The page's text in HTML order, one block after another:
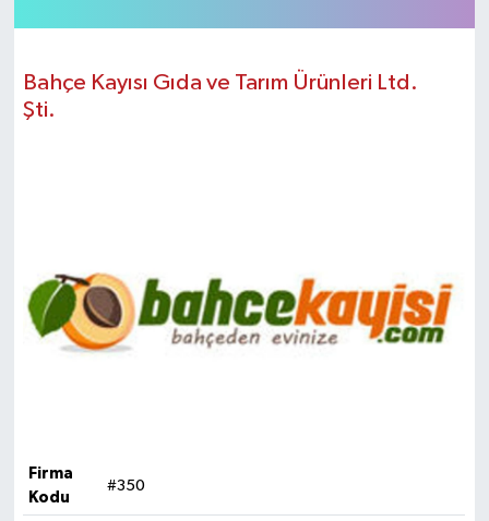
Bahçe Kayısı Gıda ve Tarım Ürünleri Ltd.
Şti.
Firma
Kodu
#350